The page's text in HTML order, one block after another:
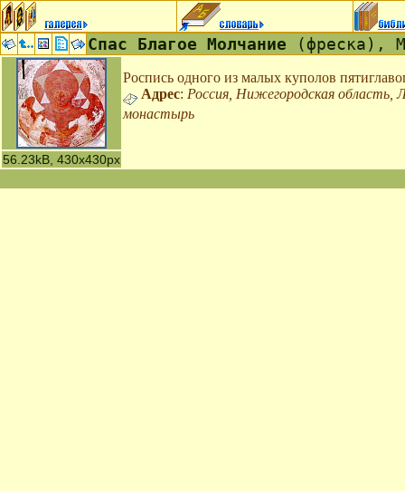
Спас Благое Молчание (фреска),
56.23kB, 430x430px
Роспись одного из малых куполов
Адрес: Россия, Нижегородская область,
монастырь